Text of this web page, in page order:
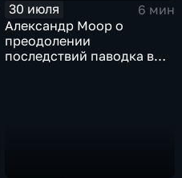
30 июля
6 мин
Александр Моор о
преодолении
последствий паводка в